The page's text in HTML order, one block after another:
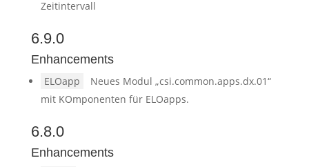
Zeitintervall
6.9.0
Enhancements
ELOapp
Neues Modul „csi.common.apps.dx.01“
mit KOmponenten für ELOapps.
6.8.0
Enhancements